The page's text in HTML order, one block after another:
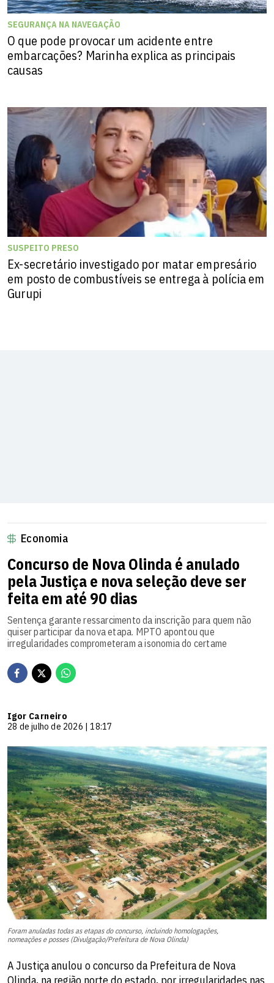
SEGURANÇA NA NAVEGAÇÃO
O que pode provocar um acidente entre
embarcações? Marinha explica as principais
causas
SUSPEITO PRESO
Ex-secretário investigado por matar empresário
em posto de combustíveis se entrega à polícia em
Gurupi
Economia
Concurso de Nova Olinda é anulado
pela Justiça e nova seleção deve ser
feita em até 90 dias
Sentença garante ressarcimento da inscrição para quem não
quiser participar da nova etapa. MPTO apontou que
irregularidades comprometeram a isonomia do certame
Igor Carneiro
28 de julho de 2026 | 18:17
Foram anuladas todas as etapas do concurso, incluindo homologações,
nomeações e posses (Divulgação/Prefeitura de Nova Olinda)
A Justiça anulou o concurso da Prefeitura de Nova